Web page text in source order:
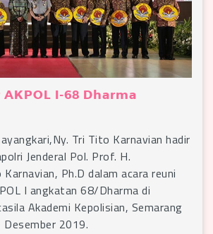
I-68 Dharma
Tri Tito Karnavian hadir
Jenderal Pol. Prof. H.
Ph.D dalam acara reuni
I angkatan 68/Dharma di
Akademi Kepolisian, Semarang
2019.